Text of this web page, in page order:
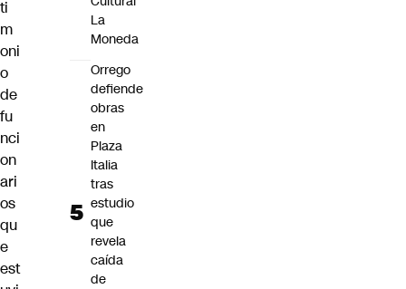
ti
m
oni
o
de
fu
nci
on
ari
os
qu
e
est
La
Moneda
Orrego
defiende
obras
en
Plaza
Italia
tras
estudio
que
revela
caída
de